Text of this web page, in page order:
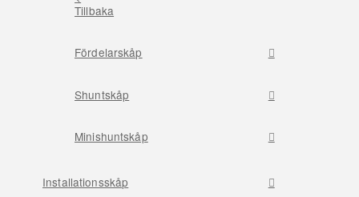
Tillbaka
Fördelarskåp
Shuntskåp
Minishuntskåp
Installationsskåp